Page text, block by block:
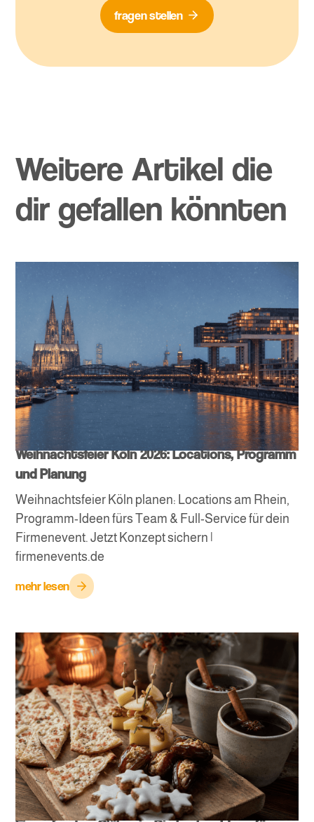
fragen stellen
Weitere Artikel die
dir gefallen könnten
Weihnachtsfeier Köln 2026: Locations, Programm
und Planung
Weihnachtsfeier Köln planen: Locations am Rhein,
Programm-Ideen fürs Team & Full-Service für dein
Firmenevent. Jetzt Konzept sichern |
firmenevents.de
mehr lesen